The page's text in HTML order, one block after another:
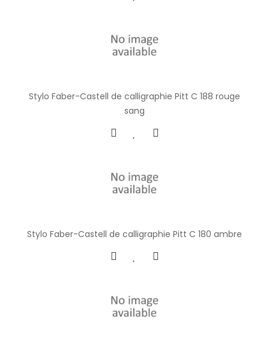
Stylo Faber-Castell de calligraphie Pitt C 188 rouge
sang
Stylo Faber-Castell de calligraphie Pitt C 180 ambre